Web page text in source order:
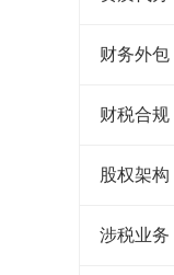
财务外包
财税合规
股权架构
涉税业务